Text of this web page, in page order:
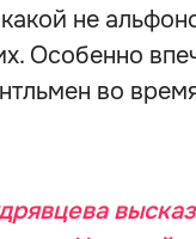
не
Особенно
во